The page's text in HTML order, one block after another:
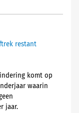
restant
komt op
waarin
jaar.